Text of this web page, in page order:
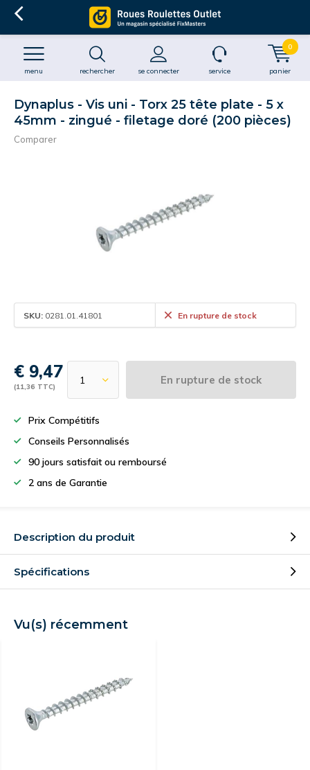
rechercher se connecter
menu service panier
0
Dynaplus - Vis uni - Torx 25 tête plate - 5 x
45mm - zingué - filetage doré (200 pièces)
Comparer
SKU: 0281.01.41801 En rupture de stock
€ 9,47
(11,36 TTC)
En rupture de stock
Prix Compétitifs
Conseils Personnalisés
90 jours satisfait ou remboursé
2 ans de Garantie
Description du produit
Spécifications
Vu(s) récemment